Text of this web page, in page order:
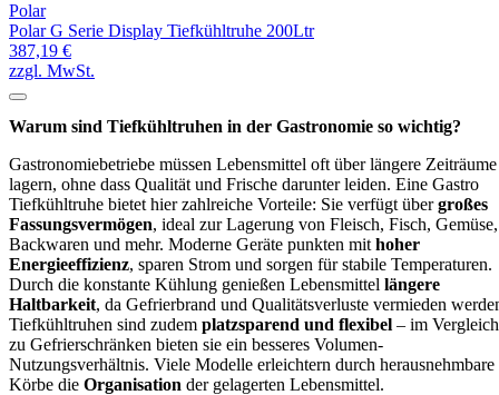
Polar
Polar G Serie Display Tiefkühltruhe 200Ltr
387,19 €
zzgl. MwSt.
Warum sind Tiefkühltruhen in der Gastronomie so wichtig?
Gastronomiebetriebe müssen Lebensmittel oft über längere Zeiträume
lagern, ohne dass Qualität und Frische darunter leiden. Eine Gastro
Tiefkühltruhe bietet hier zahlreiche Vorteile: Sie verfügt übergroßes
Fassungsvermögen, ideal zur Lagerung von Fleisch, Fisch, Gemüse,
Backwaren und mehr. Moderne Geräte punkten mit hoher
Energieeffizienz, sparen Strom und sorgen für stabile Temperaturen.
Durch die konstante Kühlung genießen Lebensmittel längere
Haltbarkeit, da Gefrierbrand und Qualitätsverluste vermieden
Tiefkühltruhen sind zudem platzsparend und flexibel – im Vergleich
zu Gefrierschränken bieten sie ein besseres Volumen-
Nutzungsverhältnis. Viele Modelle erleichtern durch herausnehmbare
Körbe die Organisation der gelagerten Lebensmittel.